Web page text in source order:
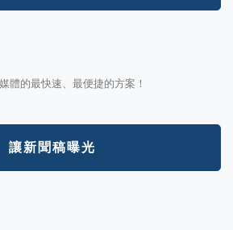
體的最快速、最便捷的方案！
讓新聞稿曝光